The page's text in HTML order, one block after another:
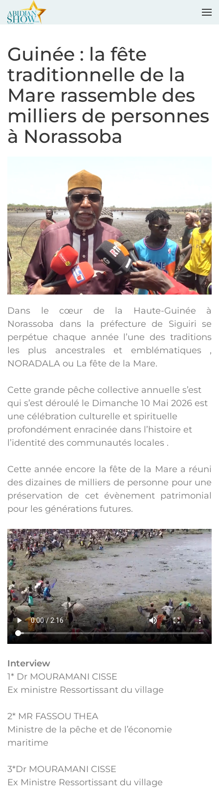
Guinée : la fête
traditionnelle de la
Mare rassemble des
milliers de personnes
à Norassoba
Dans le cœur de la Haute-Guinée à
Norassoba dans la préfecture de Siguiri se
perpétue chaque année l’une des traditions
les plus ancestrales et emblématiques ,
NORADALA ou La fête de la Mare.
Cette grande pêche collective annuelle s’est
qui s’est déroulé le Dimanche 10 Mai 2026 est
une célébration culturelle et spirituelle
profondément enracinée dans l’histoire et
l’identité des communautés locales .
Cette année encore la fête de la Mare a réuni
des dizaines de milliers de personne pour une
préservation de cet évènement patrimonial
pour les générations futures.
Interview
1* Dr MOURAMANI CISSE
Ex ministre Ressortissant du village
2* MR FASSOU THEA
Ministre de la pêche et de l’économie
maritime
3*Dr MOURAMANI CISSE
Ex Ministre Ressortissant du village